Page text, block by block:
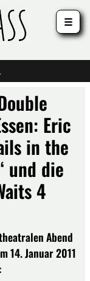
„Waits 4 Devil“
Eric
in the
und die
4
Abend
14. Januar 2011
☰